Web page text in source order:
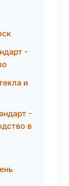
-
и
-
в